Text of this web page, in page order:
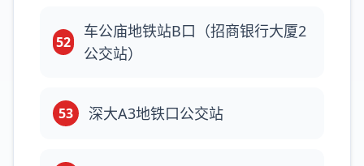
52
车公庙地铁站B口（招商银行大厦2
公交站）
53 深大A3地铁口公交站